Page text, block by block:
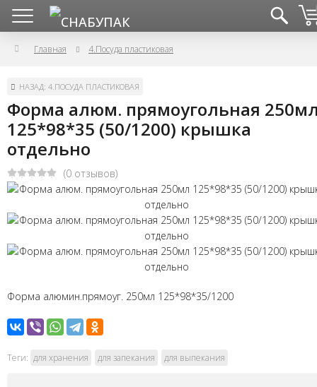
Главная 4.Посуда пластиковая
НАЗАД: 4.ПОСУДА ПЛАСТИКОВАЯ
Форма алюм. прямоугольная
125*98*35 (50/1200) крышка
отдельно
(0 отзывов)
Форма алюмин.прямоуг. 250мл 125*98*35/1200
Теги: для хранения для запекания для выпекания